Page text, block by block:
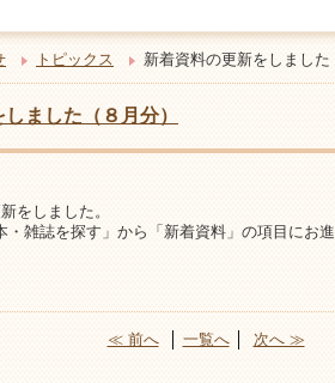
トピックス 新着資料の更新をしました
ました（８月分）
をしました。
雑誌を探す」から「新着資料」の項目にお
≪ 前へ│ 一覧へ│ 次へ ≫